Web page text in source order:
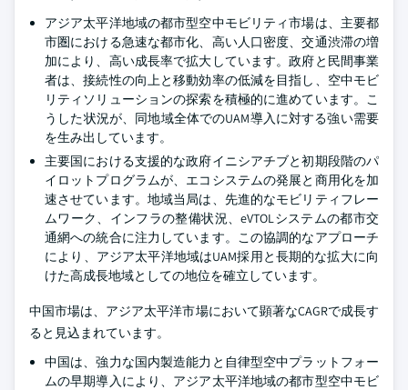
アジア太平洋地域の都市型空中モビリティ市場は、主要都
市圏における急速な都市化、高い人口密度、交通渋滞の増
加により、高い成長率で拡大しています。政府と民間事業
者は、接続性の向上と移動効率の低減を目指し、空中モビ
リティソリューションの探索を積極的に進めています。こ
うした状況が、同地域全体でのUAM導入に対する強い需要
を生み出しています。
主要国における支援的な政府イニシアチブと初期段階のパ
イロットプログラムが、エコシステムの発展と商用化を加
速させています。地域当局は、先進的なモビリティフレー
ムワーク、インフラの整備状況、eVTOLシステムの都市交
通網への統合に注力しています。この協調的なアプローチ
により、アジア太平洋地域はUAM採用と長期的な拡大に向
けた高成長地域としての地位を確立しています。
中国市場は、アジア太平洋市場において顕著なCAGRで成長す
ると見込まれています。
中国は、強力な国内製造能力と自律型空中プラットフォー
ムの早期導入により、アジア太平洋地域の都市型空中モビ